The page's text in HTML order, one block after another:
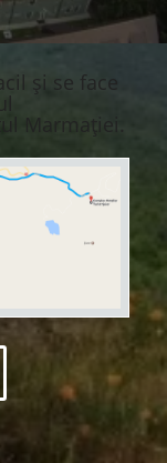
și se face
Marmației.